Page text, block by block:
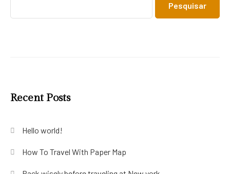
Pesquisar
Recent Posts
Hello world!
How To Travel With Paper Map